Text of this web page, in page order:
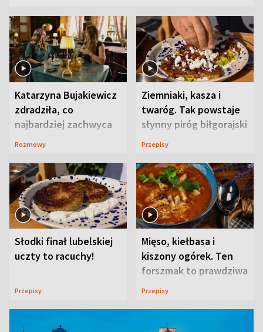
Katarzyna Bujakiewicz
zdradziła, co
najbardziej zachwyca
ją w Lublinie
Rozmowy
Ziemniaki, kasza i
twaróg. Tak powstaje
słynny piróg biłgorajski
Przepisy
Słodki finał lubelskiej
uczty to racuchy!
Przepisy
Mięso, kiełbasa i
kiszony ogórek. Ten
forszmak to prawdziwa
uczta
Przepisy